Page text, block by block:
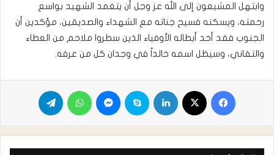
وابتهل المشيعون إلى الله عز وجل أن يتغمد الشهيد بواسع
رحمته، ويسكنه فسيح جناته مع الشهداء والصديقين، مؤكدين أن
الجنوب فقد أحد أبطاله الأوفياء الذين سطروا ملاحم من العطاء
والتفاني، وسيظل اسمه خالداً في وجدان كل من عرفه.